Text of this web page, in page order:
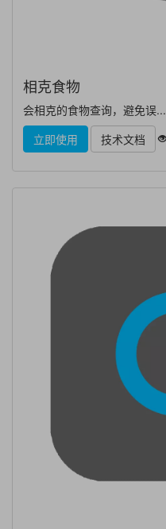
相克食物
会相克的食物查询，避免误...
立即使用
技术文档